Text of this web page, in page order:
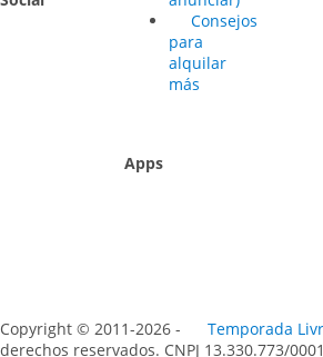
Consejos
para
alquilar
más
Apps
Copyright © 2011-2026 - Temporada
derechos reservados. CNPJ 13.330.773/